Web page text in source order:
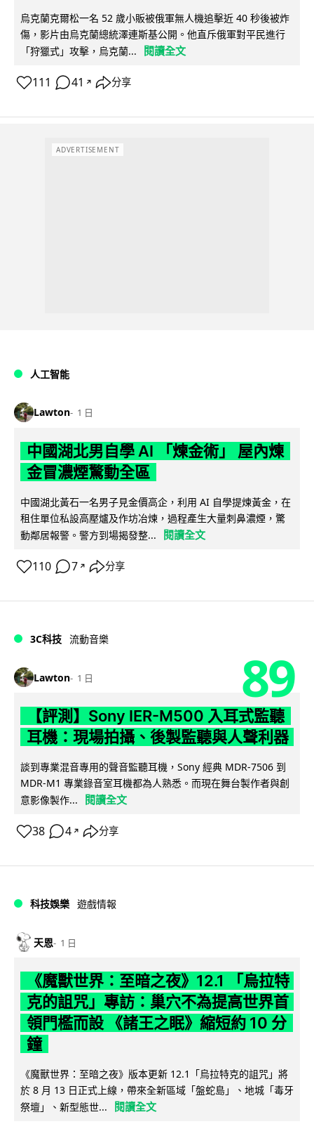
烏克蘭克爾松一名 52 歲小販被俄軍無人機追擊近 40 秒後被炸
傷，影片由烏克蘭總統澤連斯基公開。他直斥俄軍對平民進行
「狩獵式」攻擊，烏克蘭...
閱讀全文
111 41 ↗ 分享
ADVERTISEMENT
人工智能
Lawton 1 日
中國湖北男自學 AI 「煉金術」 屋內煉
金冒濃煙驚動全區
中國湖北黃石一名男子見金價高企，利用 AI 自學提煉黃金，在
租住單位私設高壓爐及作坊冶煉，過程產生大量刺鼻濃煙，驚
動鄰居報警。警方到場揭發整...
閱讀全文
110 7 ↗ 分享
3C科技 流動音樂
Lawton 1 日 89
【評測】Sony IER-M500 入耳式監聽
耳機：現場拍攝、後製監聽與人聲利器
談到專業混音專用的聲音監聽耳機，Sony 經典 MDR-7506 到
MDR-M1 專業錄音室耳機都為人熟悉。而現在舞台製作者與創
意影像製作...
閱讀全文
38 4 ↗ 分享
科技娛樂 遊戲情報
天恩 1 日
《魔獸世界：至暗之夜》12.1 「烏拉特
克的詛咒」專訪：巢穴不為提高世界首
領門檻而設 《諸王之眠》縮短約 10 分
鐘
《魔獸世界：至暗之夜》版本更新 12.1「烏拉特克的詛咒」將
於 8 月 13 日正式上線，帶來全新區域「盤蛇島」、地城「毒牙
祭壇」、新型態世...
閱讀全文